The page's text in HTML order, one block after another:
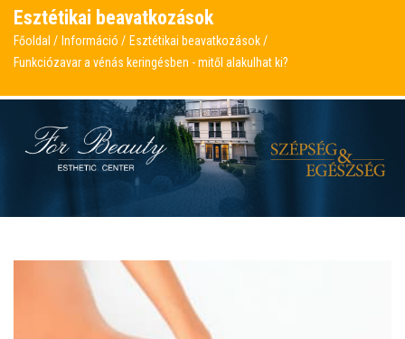
Esztétikai beavatkozások
Főoldal Információ
Esztétikai beavatkozások
Funkciózavar a vénás keringésben - mitől alakulhat ki?